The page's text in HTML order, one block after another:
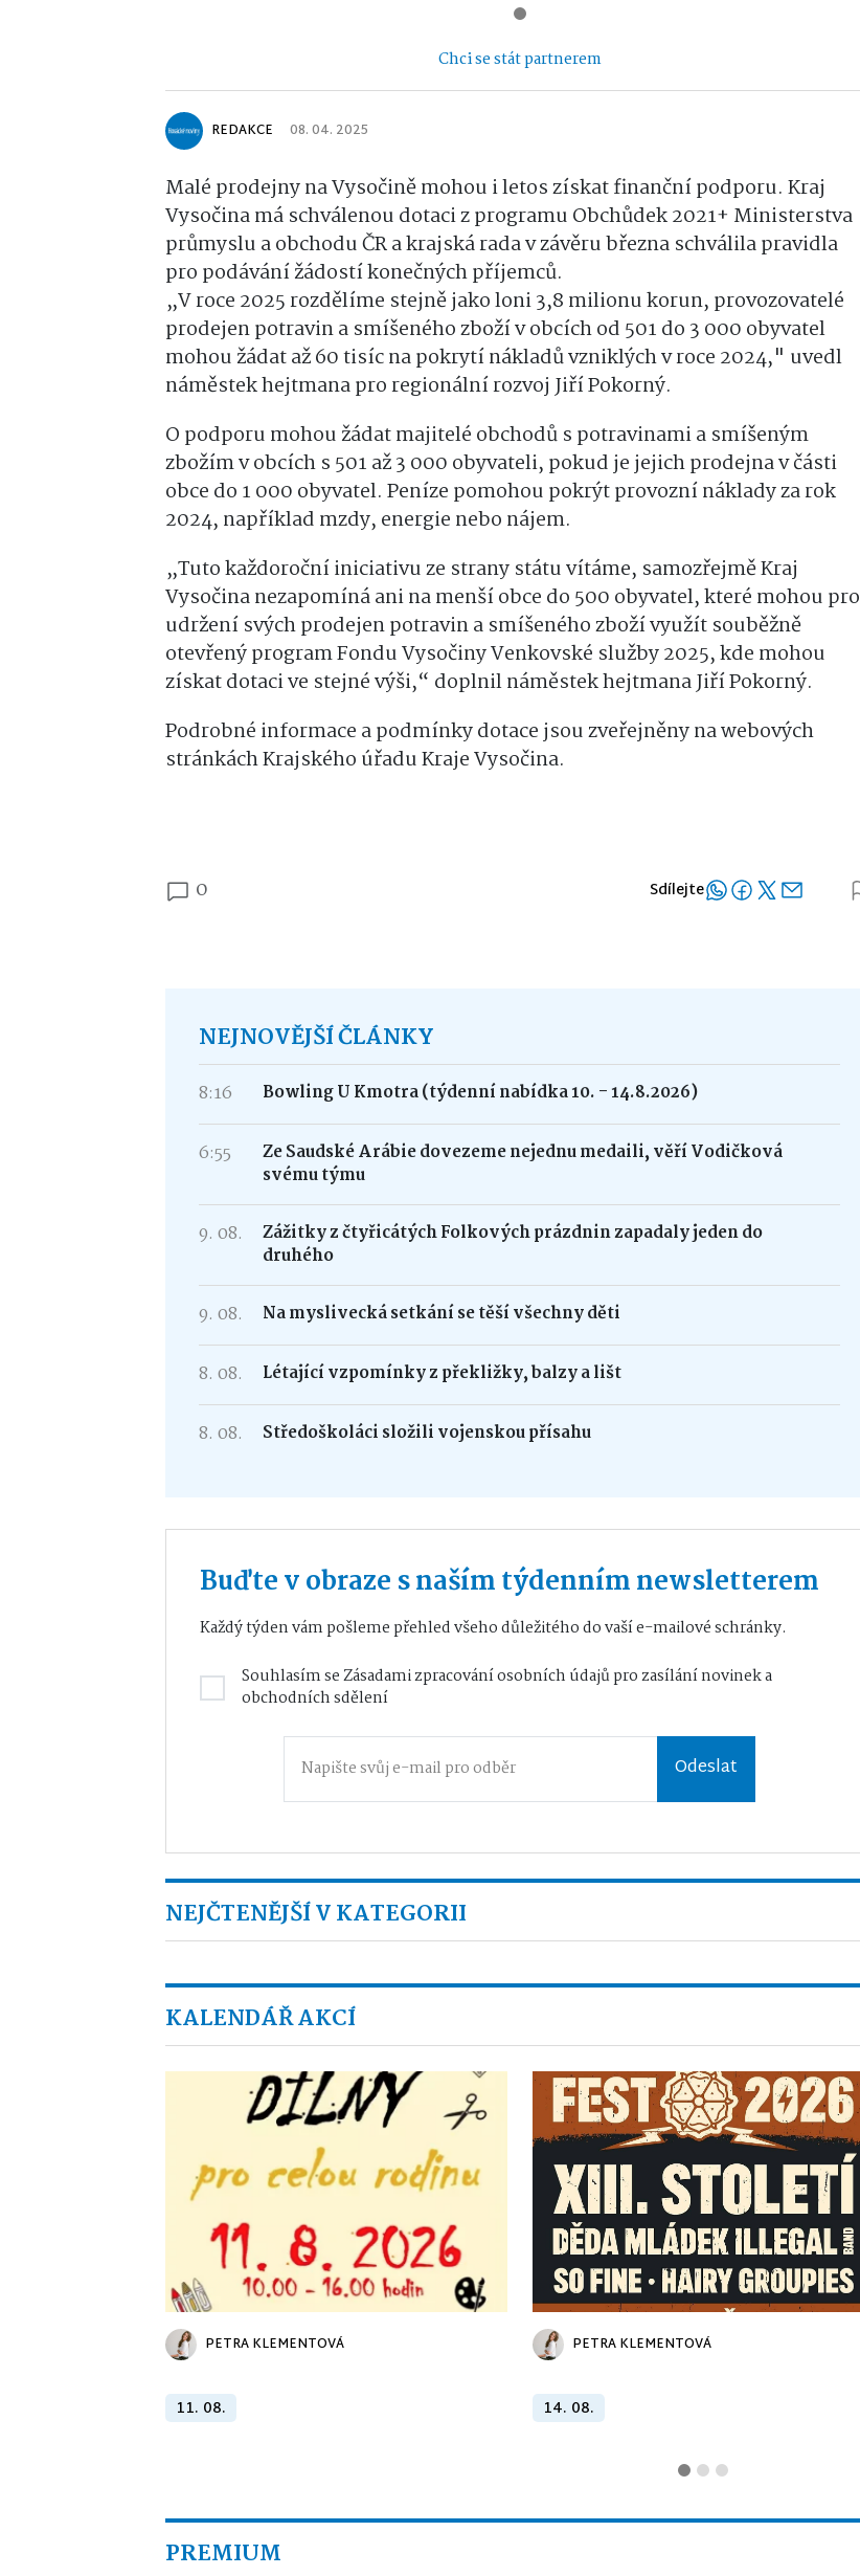
Chci se stát partnerem
REDAKCE 08. 04. 2025
Malé prodejny na Vysočině mohou i letos získat finanční podporu. Kraj
Vysočina má schválenou dotaci z programu Obchůdek 2021+ Ministerstva
průmyslu a obchodu ČR a krajská rada v závěru března schválila pravidla
pro podávání žádostí konečných příjemců.
„V roce 2025 rozdělíme stejně jako loni 3,8 milionu korun, provozovatelé
prodejen potravin a smíšeného zboží v obcích od 501 do 3 000 obyvatel
mohou žádat až 60 tisíc na pokrytí nákladů vzniklých v roce 2024," uvedl
náměstek hejtmana pro regionální rozvoj Jiří Pokorný.
O podporu mohou žádat majitelé obchodů s potravinami a smíšeným
zbožím v obcích s 501 až 3 000 obyvateli, pokud je jejich prodejna v části
obce do 1 000 obyvatel. Peníze pomohou pokrýt provozní náklady za rok
2024, například mzdy, energie nebo nájem.
„Tuto každoroční iniciativu ze strany státu vítáme, samozřejmě Kraj
Vysočina nezapomíná ani na menší obce do 500 obyvatel, které mohou pro
udržení svých prodejen potravin a smíšeného zboží využít souběžně
otevřený program Fondu Vysočiny Venkovské služby 2025, kde mohou
získat dotaci ve stejné výši,“ doplnil náměstek hejtmana Jiří Pokorný.
Podrobné informace a podmínky dotace jsou zveřejněny na webových
stránkách Krajského úřadu Kraje Vysočina.
0 Sdílejte
NEJNOVĚJŠÍ ČLÁNKY
8:16 Bowling U Kmotra (týdenní nabídka 10. - 14.8.2026)
6:55
Ze Saudské Arábie dovezeme nejednu medaili, věří Vodičková
svému týmu
9. 08.
Zážitky z čtyřicátých Folkových prázdnin zapadaly jeden do
druhého
9. 08. Na myslivecká setkání se těší všechny děti
8. 08. Létající vzpomínky z překližky, balzy a lišt
8. 08. Středoškoláci složili vojenskou přísahu
Buďte v obraze s naším týdenním newsletterem
Každý týden vám pošleme přehled všeho důležitého do vaší e-mailové schránky.
Souhlasím seZásadami zpracování osobních údajůpro zasílání novinek a
obchodních sdělení
Odeslat
NEJČTENĚJŠÍ V KATEGORII
KALENDÁŘ AKCÍ
PETRA KLEMENTOVÁ
11. 08.
PETRA KLEMENTOVÁ
14. 08.
PREMIUM